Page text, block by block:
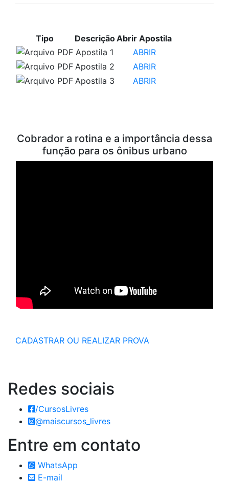
Tipo DescriçãoAbrir Apostila
Apostila 1
ABRIR
Apostila 2
ABRIR
Apostila 3
ABRIR
Cobrador a rotina e a importância dessa
função para os ônibus urbano
CADASTRAR OU REALIZAR PROVA
Redes sociais
/CursosLivres
@maiscursos_livres
Entre em contato
WhatsApp
E-mail